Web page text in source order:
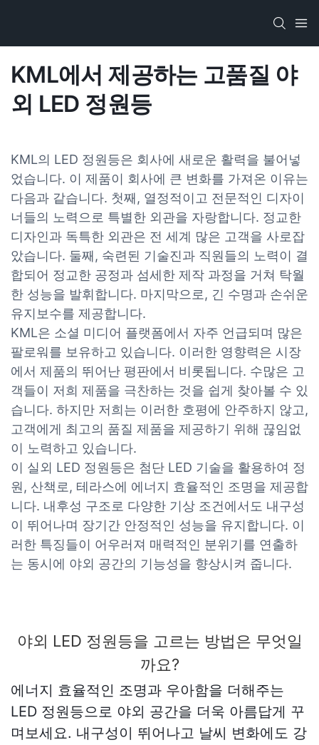
KML에서 제공하는 고품질 야
외 LED 정원등
KML의 LED 정원등은 회사에 새로운 활력을 불어넣
었습니다. 이 제품이 회사에 큰 변화를 가져온 이유는
다음과 같습니다. 첫째, 열정적이고 전문적인 디자이
너들의 노력으로 특별한 외관을 자랑합니다. 정교한
디자인과 독특한 외관은 전 세계 많은 고객을 사로잡
았습니다. 둘째, 숙련된 기술진과 직원들의 노력이 결
합되어 정교한 공정과 섬세한 제작 과정을 거쳐 탁월
한 성능을 발휘합니다. 마지막으로, 긴 수명과 손쉬운
유지보수를 제공합니다.
KML은 소셜 미디어 플랫폼에서 자주 언급되며 많은
팔로워를 보유하고 있습니다. 이러한 영향력은 시장
에서 제품의 뛰어난 평판에서 비롯됩니다. 수많은 고
객들이 저희 제품을 극찬하는 것을 쉽게 찾아볼 수 있
습니다. 하지만 저희는 이러한 호평에 안주하지 않고,
고객에게 최고의 품질 제품을 제공하기 위해 끊임없
이 노력하고 있습니다.
이 실외 LED 정원등은 첨단 LED 기술을 활용하여 정
원, 산책로, 테라스에 에너지 효율적인 조명을 제공합
니다. 내후성 구조로 다양한 기상 조건에서도 내구성
이 뛰어나며 장기간 안정적인 성능을 유지합니다. 이
러한 특징들이 어우러져 매력적인 분위기를 연출하
는 동시에 야외 공간의 기능성을 향상시켜 줍니다.
야외 LED 정원등을 고르는 방법은 무엇일
까요?
에너지 효율적인 조명과 우아함을 더해주는
LED 정원등으로 야외 공간을 더욱 아름답게 꾸
며보세요. 내구성이 뛰어나고 날씨 변화에도 강